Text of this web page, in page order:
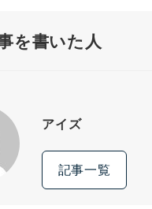
を書いた人
アイズ
記事一覧